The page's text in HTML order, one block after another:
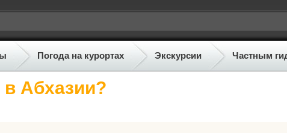
Погода на курортах Экскурсии Частным
Абхазии?